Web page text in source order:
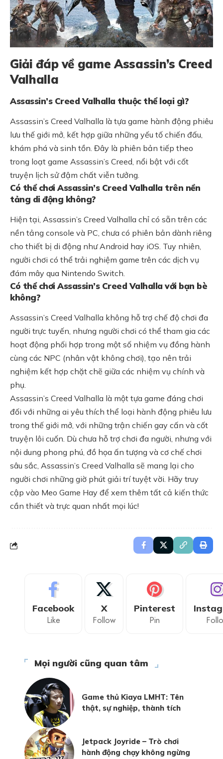
Giải đáp về game Assassin’s Creed
Valhalla
Assassin’s Creed Valhalla thuộc thể loại gì?
Assassin’s Creed Valhalla là tựa game hành động phiêu
lưu thế giới mở, kết hợp giữa những yếu tố chiến đấu,
khám phá và sinh tồn. Đây là phiên bản tiếp theo
trong loạt game Assassin’s Creed, nổi bật với cốt
truyện lịch sử đậm chất viễn tưởng.
Có thể chơi Assassin’s Creed Valhalla trên nền
tảng di động không?
Hiện tại, Assassin’s Creed Valhalla chỉ có sẵn trên các
nền tảng console và PC, chưa có phiên bản dành riêng
cho thiết bị di động như Android hay iOS. Tuy nhiên,
người chơi có thể trải nghiệm game trên các dịch vụ
đám mây qua Nintendo Switch.
Có thể chơi Assassin’s Creed Valhalla với bạn bè
không?
Assassin’s Creed Valhalla không hỗ trợ chế độ chơi đa
người trực tuyến, nhưng người chơi có thể tham gia các
hoạt động phối hợp trong một số nhiệm vụ đồng hành
cùng các NPC (nhân vật không chơi), tạo nên trải
nghiệm kết hợp chặt chẽ giữa các nhiệm vụ chính và
phụ.
Assassin’s Creed Valhalla là một tựa game đáng chơi
đối với những ai yêu thích thể loại hành động phiêu lưu
trong thế giới mở, với những trận chiến gay cấn và cốt
truyện lôi cuốn. Dù chưa hỗ trợ chơi đa người, nhưng với
nội dung phong phú, đồ họa ấn tượng và cơ chế chơi
sâu sắc, Assassin’s Creed Valhalla sẽ mang lại cho
người chơi những giờ phút giải trí tuyệt vời. Hãy truy
cập vào Meo Game Hay để xem thêm tất cả kiến thức
cần thiết và trực quan nhất mọi lúc!
Facebook
Like
X
Follow
Pinterest
Pin
Mọi người cũng quan tâm
Game thủ Kiaya LMHT: Tên
thật, sự nghiệp, thành tích
Jetpack Joyride – Trò chơi
hành động chạy không ngừng